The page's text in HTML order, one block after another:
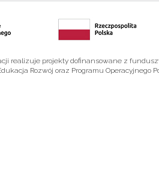
realizuje projekty dofinansowane z
Rozwój oraz Programu Operacyjnego